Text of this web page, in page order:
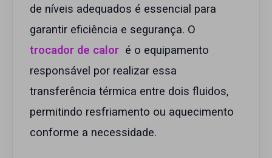
de níveis adequados é essencial para
garantir eficiência e segurança. O
trocador de calor é o equipamento
responsável por realizar essa
transferência térmica entre dois fluidos,
permitindo resfriamento ou aquecimento
conforme a necessidade.